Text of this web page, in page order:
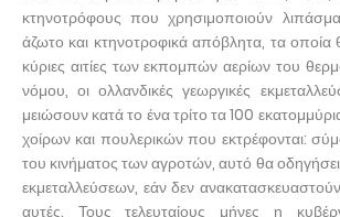
κτηνοτρόφους που χρησιμοποιούν
άζωτο και κτηνοτροφικά απόβλητα, τα οποία
κύριες αιτίες των εκπομπών αερίων του
νόμου, οι ολλανδικές γεωργικές
μειώσουν κατά το ένα τρίτο τα 100
χοίρων και πουλερικών που εκτρέφονται:
του κινήματος των αγροτών, αυτό θα οδηγήσει
εκμεταλλεύσεων, εάν δεν
αυτές. Τους τελευταίους μήνες η